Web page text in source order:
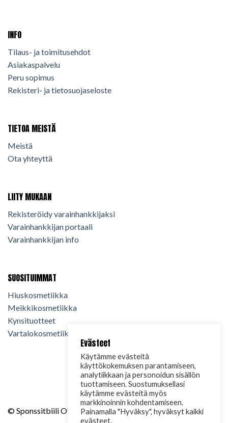
INFO
Tilaus- ja toimitusehdot
Asiakaspalvelu
Peru sopimus
Rekisteri- ja tietosuojaseloste
TIETOA MEISTÄ
Meistä
Ota yhteyttä
LIITY MUKAAN
Rekisteröidy varainhankkijaksi
Varainhankkijan portaali
Varainhankkijan info
SUOSITUIMMAT
Hiuskosmetiikka
Meikkikosmetiikka
Kynsituotteet
Vartalokosmetiikka
© Sponssitbiili Oy. 2024. Kaikki oikeudet pidätetään.
Evästeet
Käytämme evästeitä
käyttökokemuksen parantamiseen,
analytiikkaan ja personoidun sisällön
tuottamiseen. Suostumuksellasi
käytämme evästeitä myös
markkinoinnin kohdentamiseen.
Painamalla "Hyväksy", hyväksyt kaikki
evästeet.